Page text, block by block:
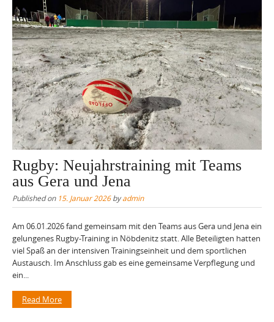
Rugby: Neujahrstraining mit Teams
aus Gera und Jena
Published on 15. Januar 2026byadmin
Am 06.01.2026 fand gemeinsam mit den Teams aus Gera und Jena ein
gelungenes Rugby-Training in Nöbdenitz statt. Alle Beteiligten hatten
viel Spaß an der intensiven Trainingseinheit und dem sportlichen
Austausch. Im Anschluss gab es eine gemeinsame Verpflegung und
ein...
Read More